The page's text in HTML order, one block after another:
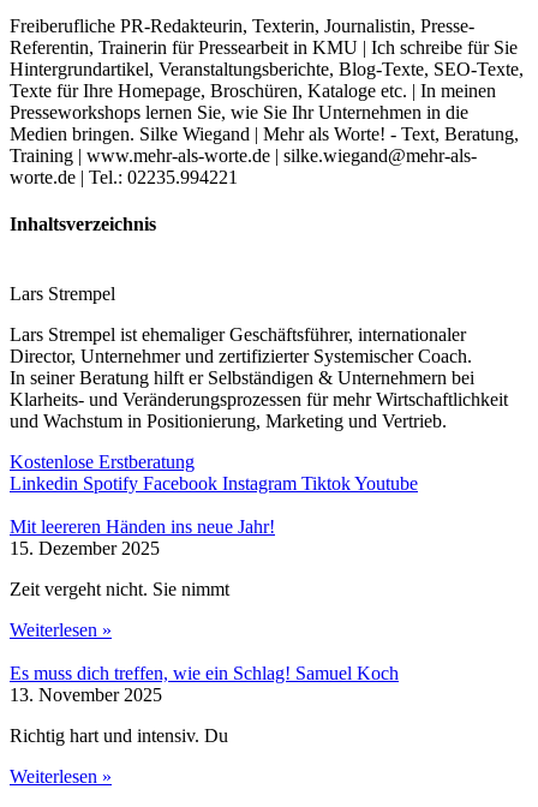
Freiberufliche PR-Redakteurin, Texterin, Journalistin, Presse-
Referentin, Trainerin für Pressearbeit in KMU | Ich schreibe für Sie
Hintergrundartikel, Veranstaltungsberichte, Blog-Texte, SEO-Texte,
Texte für Ihre Homepage, Broschüren, Kataloge etc. | In meinen
Presseworkshops lernen Sie, wie Sie Ihr Unternehmen in die
Medien bringen. Silke Wiegand | Mehr als Worte! - Text, Beratung,
Training | www.mehr-als-worte.de | silke.wiegand@mehr-als-
worte.de | Tel.: 02235.994221
Inhaltsverzeichnis
Lars Strempel
Lars Strempel ist ehemaliger Geschäftsführer, internationaler
Director, Unternehmer und zertifizierter Systemischer Coach.
In seiner Beratung hilft er Selbständigen & Unternehmern bei
Klarheits- und Veränderungsprozessen für mehr Wirtschaftlichkeit
und Wachstum in Positionierung, Marketing und Vertrieb.
Kostenlose Erstberatung
Linkedin Spotify Facebook Instagram TiktokYoutube
Mit leereren Händen ins neue Jahr!
15. Dezember 2025
Zeit vergeht nicht. Sie nimmt
Weiterlesen »
Es muss dich treffen, wie ein Schlag! Samuel Koch
13. November 2025
Richtig hart und intensiv. Du
Weiterlesen »